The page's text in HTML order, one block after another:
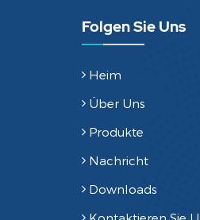
Folgen Sie Uns
Heim
Über Uns
Produkte
Nachricht
Downloads